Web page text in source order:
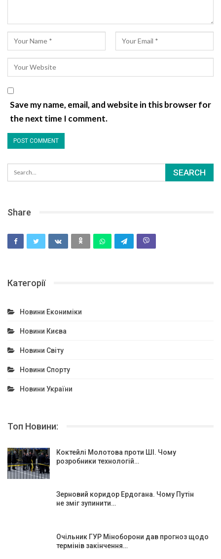
Save my name, email, and website in this browser for
the next time I comment.
Share
Категорії
Новини Екониміки
Новини Києва
Новини Світу
Новини Спорту
Новини України
Топ Новини:
Коктейлі Молотова проти ШІ. Чому
розробники технологій…
Зерновий коридор Ердогана. Чому Путін
не зміг зупинити…
Очільник ГУР Міноборони дав прогноз щодо
термінів закінчення…